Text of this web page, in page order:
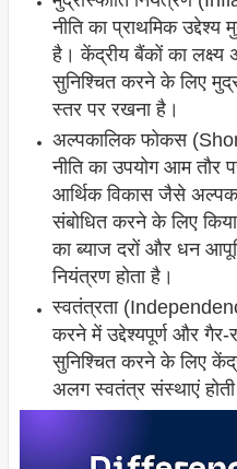
नीति का प्राथमिक उद्देश्य
है। केंद्रीय बैंकों का लक्ष्य
सुनिश्चित करने के लिए
स्तर पर रखना है।
अल्पकालिक फोकस
नीति का उपयोग आम तौर
आर्थिक विकास जैसे
संबोधित करने के लिए
का ब्याज दरों और धन
नियंत्रण होता है।
स्वतंत्रता
करने में उद्देश्यपूर्ण और गैर-
सुनिश्चित करने के लिए
अलग स्वतंत्र संस्थाएं